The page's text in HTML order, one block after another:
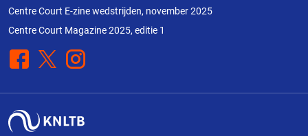
Centre Court E-zine wedstrijden, november 2025
Centre Court Magazine 2025, editie 1
Facebook
X Instagram